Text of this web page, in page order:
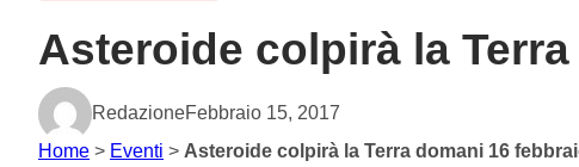
Asteroide colpirà la
RedazioneFebbraio 15, 2017
Home > Eventi > Asteroide colpirà la Terra domani 16